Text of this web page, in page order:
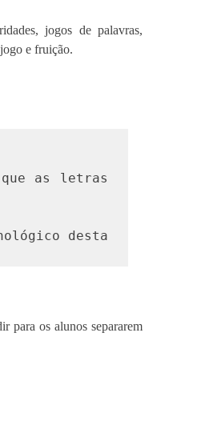
jogos de palavras,
e fruição.
as letras
desta
para os alunos separarem